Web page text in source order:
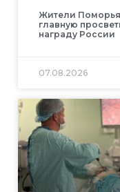
Жители Поморья
главную
награду России
07.08.2026